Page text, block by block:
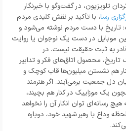
تلویزیون، در گفت‌وگو با خبرنگار
رسا، با تأکید بر نقش کلیدی مردم
تاریخ با دست مردم نوشته می‌شود و
موبایل در دست یک نوجوان یا روایت
به ثبت حقیقت نیست. در
تاریخ، محصول اتاق‌های فکر و تدابیر
هم نشستن میلیون‌ها قاب کوچک و
دل جمعیت برمی‌آیند. اگر هنرمند
یک موزاییک در کنار هم بچیند،
رسانه‌ای توان انکار آن را نخواهد
وداع با رهبر شهید خود، دوباره